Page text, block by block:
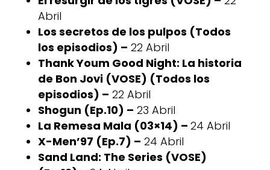
Abril
Los secretos de los pulpos (Todos
los episodios) – 22 Abril
Thank Youm Good Night: La historia
de Bon Jovi (VOSE) (Todos los
episodios) – 22 Abril
Shogun (Ep.10) – 23 Abril
La Remesa Mala (03×14) – 24 Abril
X-Men’97 (Ep.7) – 24 Abril
Sand Land: The Series (VOSE)